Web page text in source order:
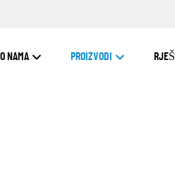
O NAMA PROIZVODI